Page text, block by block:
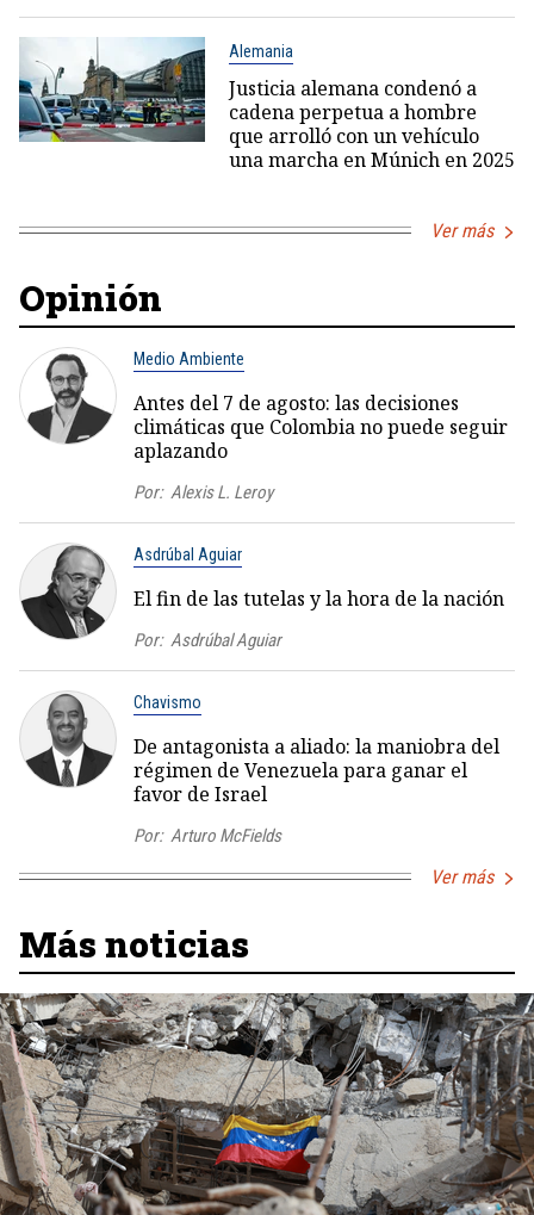
Alemania
Justicia alemana condenó a
cadena perpetua a hombre
que arrolló con un vehículo
una marcha en Múnich en 2025
Ver más
Opinión
Medio Ambiente
Antes del 7 de agosto: las decisiones
climáticas que Colombia no puede seguir
aplazando
Por: Alexis L. Leroy
Asdrúbal Aguiar
El fin de las tutelas y la hora de la nación
Por: Asdrúbal Aguiar
Chavismo
De antagonista a aliado: la maniobra del
régimen de Venezuela para ganar el
favor de Israel
Por: Arturo McFields
Ver más
Más noticias